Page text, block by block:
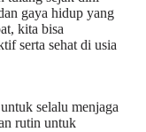
gaya hidup yang
kita bisa
serta sehat di usia
selalu menjaga
rutin untuk